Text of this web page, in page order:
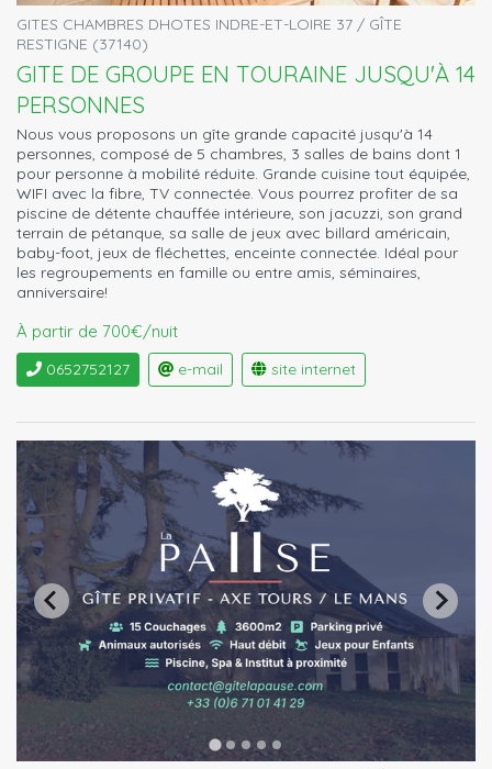
GITES CHAMBRES DHOTES INDRE-ET-LOIRE 37 / GÎTE
RESTIGNE (37140)
GITE DE GROUPE EN TOURAINE JUSQU'À 14
PERSONNES
Nous vous proposons un gîte grande capacité jusqu'à 14
personnes, composé de 5 chambres, 3 salles de bains dont 1
pour personne à mobilité réduite. Grande cuisine tout équipée,
WIFI avec la fibre, TV connectée. Vous pourrez profiter de sa
piscine de détente chauffée intérieure, son jacuzzi, son grand
terrain de pétanque, sa salle de jeux avec billard américain,
baby-foot, jeux de fléchettes, enceinte connectée. Idéal pour
les regroupements en famille ou entre amis, séminaires,
anniversaire!
À partir de 700€/nuit
0652752127 e-mail site internet